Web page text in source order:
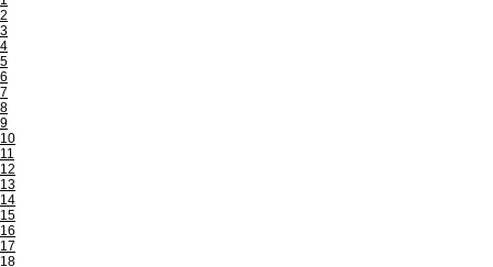
2
3
4
5
6
7
8
9
10
11
12
13
14
15
16
17
18